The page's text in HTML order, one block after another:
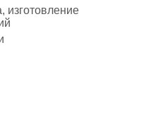
изготовление